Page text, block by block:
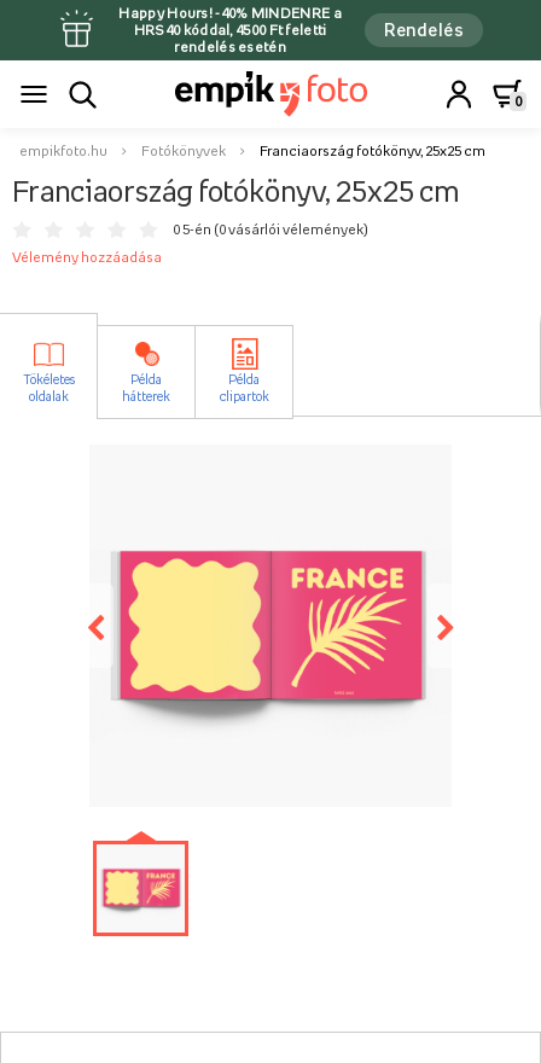
Happy Hours! -40% MINDENRE a
HRS40 kóddal, 4500 Ft feletti
rendelés esetén
Rendelés
0
empikfoto.hu Fotókönyvek Franciaország fotókönyv, 25x25 cm
Franciaország fotókönyv, 25x25 cm
0 5-én (0 vásárlói vélemények)
Vélemény hozzáadása
Tökéletes
oldalak
Példa
hátterek
Példa
clipartok